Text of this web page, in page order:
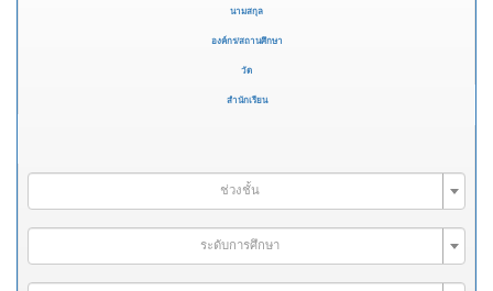
นามสกุล
องค์กร/สถานศึกษา
วัด
สำนักเรียน
ช่วงชั้น
ระดับการศึกษา